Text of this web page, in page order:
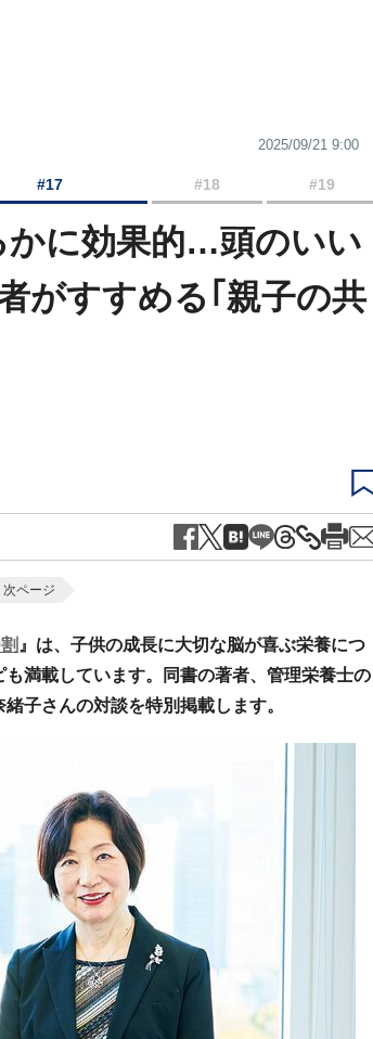
2025/09/21 9:00
#17 #18 #19
かに効果的…頭のいい
がすすめる｢親子の共
次ページ
』は、子供の成長に大切な脳が喜ぶ栄養につ
満載しています。同書の著者、管理栄養士の
子さんの対談を特別掲載します。